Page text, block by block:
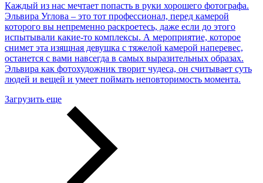
Каждый из нас мечтает попасть в руки хорошего фотографа.
Эльвира Углова – это тот профессионал, перед камерой
которого вы непременно раскроетесь, даже если до этого
испытывали какие-то комплексы. А мероприятие, которое
снимет эта изящная девушка с тяжелой камерой наперевес,
останется с вами навсегда в самых выразительных образах.
Эльвира как фотохудожник творит чудеса, он считывает суть
людей и вещей и умеет поймать неповторимость момента.
Загрузить еще